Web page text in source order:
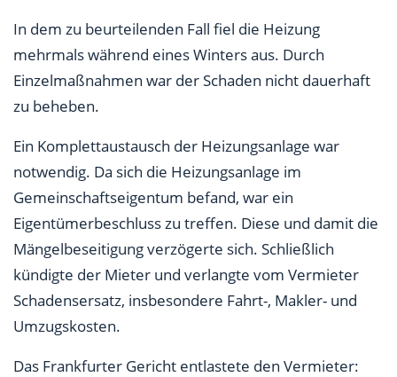
In dem zu beurteilenden Fall fiel die Heizung
mehrmals während eines Winters aus. Durch
Einzelmaßnahmen war der Schaden nicht dauerhaft
zu beheben.
Ein Komplettaustausch der Heizungsanlage war
notwendig. Da sich die Heizungsanlage im
Gemeinschaftseigentum befand, war ein
Eigentümerbeschluss zu treffen. Diese und damit die
Mängelbeseitigung verzögerte sich. Schließlich
kündigte der Mieter und verlangte vom Vermieter
Schadensersatz, insbesondere Fahrt-, Makler- und
Umzugskosten.
Das Frankfurter Gericht entlastete den Vermieter: